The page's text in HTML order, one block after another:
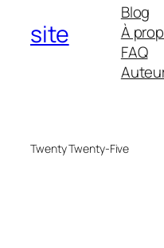
site
Blog
À
FAQ
Twenty Twenty-Five